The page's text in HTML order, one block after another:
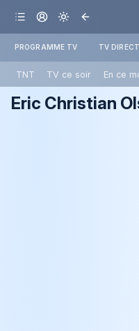
PROGRAMME TV TV DIRECT
TNT TV ce soir En ce
Eric Christian